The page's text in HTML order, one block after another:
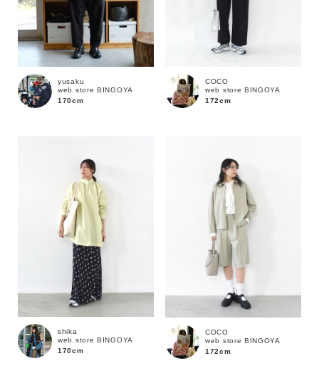
yusaku
web store BINGOYA
170cm
COCO
web store BINGOYA
172cm
shika
web store BINGOYA
170cm
COCO
web store BINGOYA
172cm